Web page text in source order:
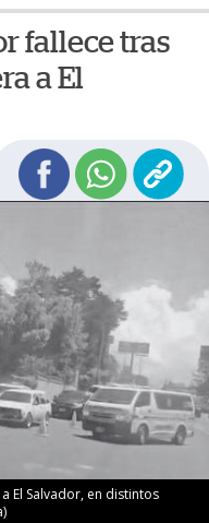
fallece tras
a El
El Salvador, en distintos